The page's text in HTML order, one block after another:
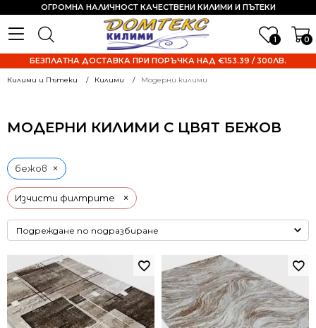
1 0
ОГРОМНА НАЛИЧНОСТ КАЧЕСТВЕНИ КИЛИМИ И ПЪТЕКИ
БЕЗПЛАТНА ДОСТАВКА ПРИ ПОРЪЧКА НАД €153.39 / 300ЛВ.
Килими и Пътеки Килими Модерни килими
МОДЕРНИ КИЛИМИ С ЦВЯТ БЕЖОВ
Изчисти филтрите ×
бежов ×